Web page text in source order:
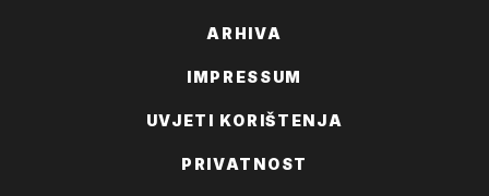
ARHIVA
IMPRESSUM
UVJETI KORIŠTENJA
PRIVATNOST